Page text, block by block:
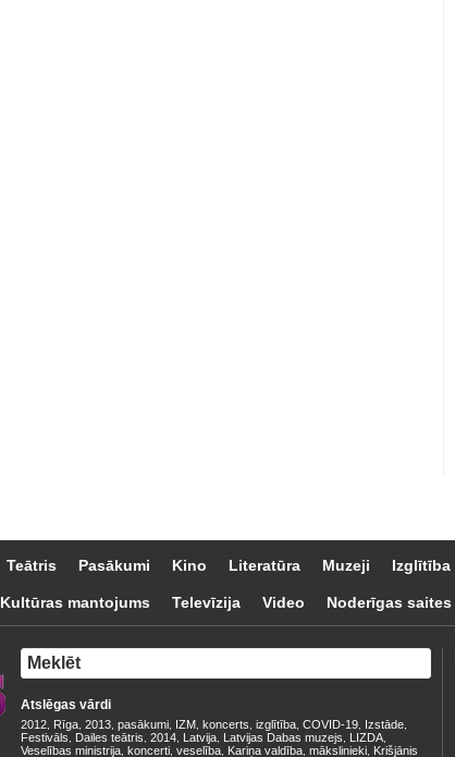
Teātris Pasākumi Kino Literatūra Muzeji Izglītība
Kultūras mantojums Televīzija Video Noderīgas saites
Atslēgas vārdi
2012 Rīga 2013 pasākumi IZM koncerts izglītība COVID-19 Izstāde
Festivāls Dailes teātris 2014 Latvija Latvijas Dabas muzejs LIZDA
Veselības ministrija koncerti veselība Kariņa valdība mākslinieki Krišjānis